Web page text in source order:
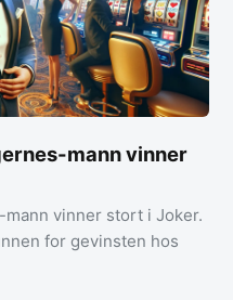
mann vinner
vinner stort i Joker.
for gevinsten hos